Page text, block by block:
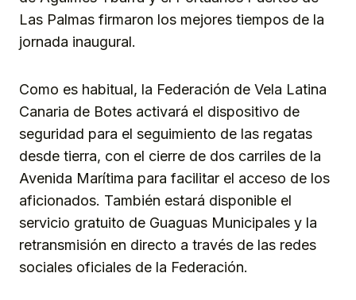
Las Palmas firmaron los mejores tiempos de la
jornada inaugural.
Como es habitual, la Federación de Vela Latina
Canaria de Botes activará el dispositivo de
seguridad para el seguimiento de las regatas
desde tierra, con el cierre de dos carriles de la
Avenida Marítima para facilitar el acceso de los
aficionados. También estará disponible el
servicio gratuito de Guaguas Municipales y la
retransmisión en directo a través de las redes
sociales oficiales de la Federación.